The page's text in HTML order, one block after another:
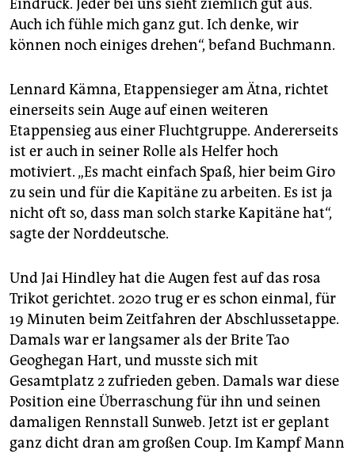
Eindruck. Jeder bei uns sieht ziemlich gut aus.
Auch ich fühle mich ganz gut. Ich denke, wir
können noch einiges drehen“, befand Buchmann.
Lennard Kämna, Etappensieger am Ätna, richtet
einerseits sein Auge auf einen weiteren
Etappensieg aus einer Fluchtgruppe. Andererseits
ist er auch in seiner Rolle als Helfer hoch
motiviert. „Es macht einfach Spaß, hier beim Giro
zu sein und für die Kapitäne zu arbeiten. Es ist ja
nicht oft so, dass man solch starke Kapitäne hat“,
sagte der Norddeutsche.
Und Jai Hindley hat die Augen fest auf das rosa
Trikot gerichtet. 2020 trug er es schon einmal, für
19 Minuten beim Zeitfahren der Abschlussetappe.
Damals war er langsamer als der Brite Tao
Geoghegan Hart, und musste sich mit
Gesamtplatz 2 zufrieden geben. Damals war diese
Position eine Überraschung für ihn und seinen
damaligen Rennstall Sunweb. Jetzt ist er geplant
ganz dicht dran am großen Coup. Im Kampf Mann